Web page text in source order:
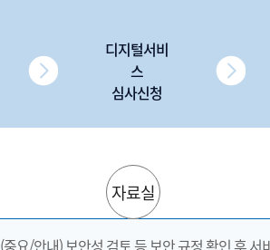
디지털서비
스
심사신청
자료실
(중요/안내) 보안성 검토 등 보안 규정 확인 후 서